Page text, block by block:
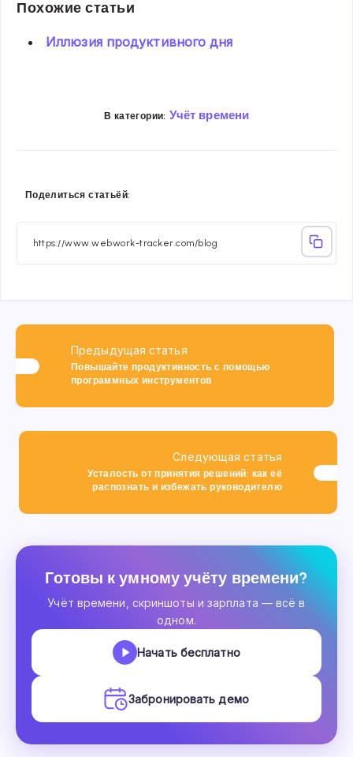
Похожие статьи
Иллюзия продуктивного дня
В категории: Учёт времени
Поделиться статьёй:
Email
Предыдущая статья
Повышайте продуктивность с помощью
программных инструментов
Следующая статья
Усталость от принятия решений: как её
распознать и избежать руководителю
Готовы к умному учёту времени?
Учёт времени, скриншоты и зарплата — всё в
одном.
Начать бесплатно
Забронировать демо